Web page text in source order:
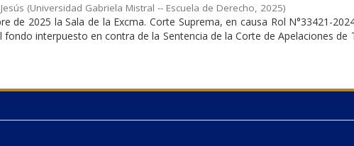
(Universidad Gabriela Mistral -- Escuela de Derecho, 2025)
de 2025 la Sala de la Excma. Corte Suprema, en causa Rol N°33421-
fondo interpuesto en contra de la Sentencia de la Corte de Apelaciones de